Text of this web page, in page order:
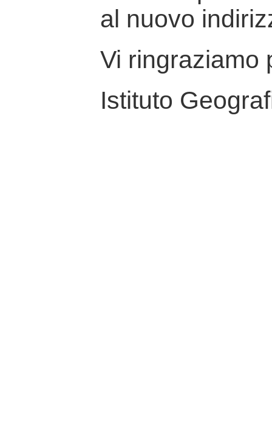
al nuovo
Vi ringraziamo
Istituto